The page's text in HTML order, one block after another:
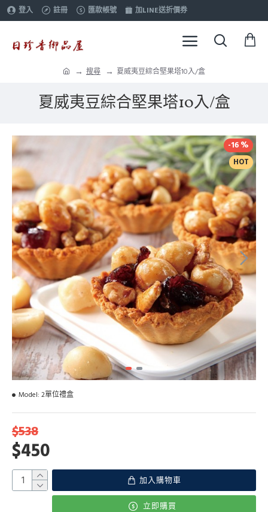
登入 註冊 匯款帳號 加LINE送折價券
搜尋 夏威夷豆綜合堅果塔10入/盒
夏威夷豆綜合堅果塔10入/盒
HOT
-16 %
$450
$538
Model: 2單位禮盒
加入購物車
立即購買